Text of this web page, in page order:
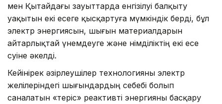
мен Қытайдағы зауыттарда енгізілуі балқыту
уақытын екі есеге қысқартуға мүмкіндік берді, бұл
электр энергиясын, шығын материалдарын
айтарлықтай үнемдеуге және өнімділіктің екі есе
өсуіне әкелді.
Кейінірек әзірлеушілер технологияны электр
желілеріндегі шығындардың себебі болып
саналатын «теріс» реактивті энергияны басқару